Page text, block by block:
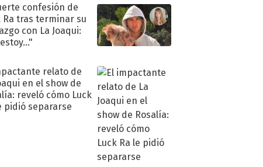
confesión de
Ra tras terminar su
con La Joaqui:
relato de
en el show de
reveló cómo Luck
pidió separarse